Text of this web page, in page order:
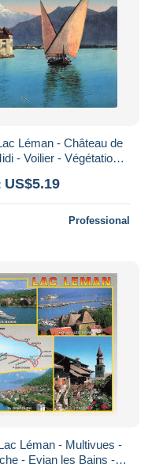
Léman - Château de
- Voilier - Végétation -
US$5.19
Professional
Léman - Multivues -
- Evian les Bains -